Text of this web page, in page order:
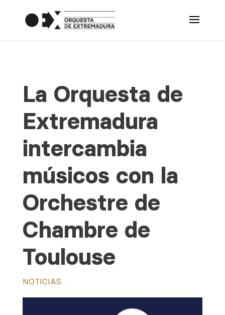
La Orquesta de
Extremadura
intercambia
músicos con la
Orchestre de
Chambre de
Toulouse
NOTICIAS